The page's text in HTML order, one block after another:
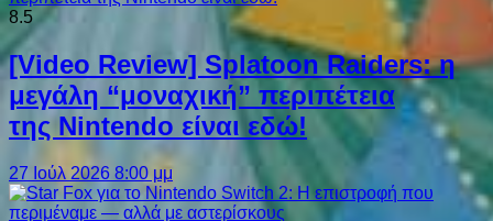
8.5
[Video Review] Splatoon Raiders: η
μεγάλη “μοναχική” περιπέτεια
της Nintendo είναι εδώ!
27 Ιούλ 2026 8:00 μμ